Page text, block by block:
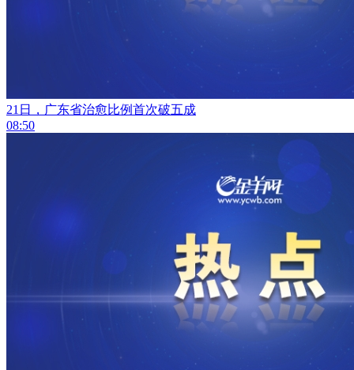
21日，广东省治愈比例首次破五成
08:50